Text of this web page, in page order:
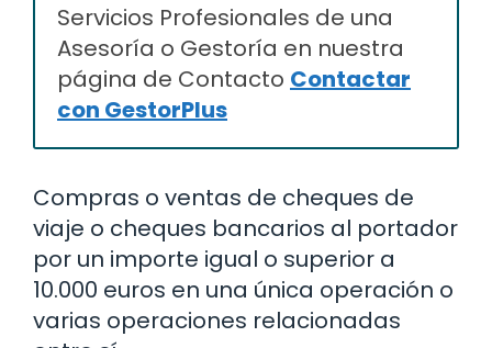
Servicios Profesionales de una
Asesoría o Gestoría en nuestra
página de Contacto Contactar
con GestorPlus
Compras o ventas de cheques de
viaje o cheques bancarios al portador
por un importe igual o superior a
10.000 euros en una única operación o
varias operaciones relacionadas